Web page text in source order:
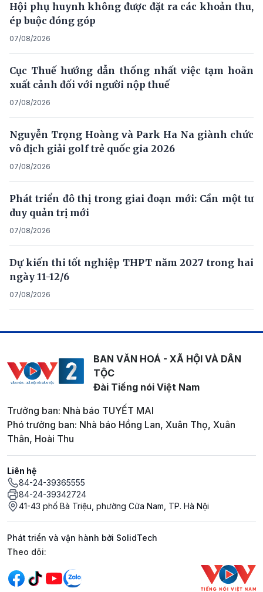
Hội phụ huynh không được đặt ra các khoản thu,
ép buộc đóng góp
07/08/2026
Cục Thuế hướng dẫn thống nhất việc tạm hoãn
xuất cảnh đối với người nộp thuế
07/08/2026
Nguyễn Trọng Hoàng và Park Ha Na giành chức
vô địch giải golf trẻ quốc gia 2026
07/08/2026
Phát triển đô thị trong giai đoạn mới: Cần một tư
duy quản trị mới
07/08/2026
Dự kiến thi tốt nghiệp THPT năm 2027 trong hai
ngày 11-12/6
07/08/2026
BAN VĂN HOÁ - XÃ HỘI VÀ DÂN
TỘC
Đài Tiếng nói Việt Nam
Trưởng ban: Nhà báo TUYẾT MAI
Phó trưởng ban: Nhà báo Hồng Lan, Xuân Thọ, Xuân
Thân, Hoài Thu
Liên hệ
84-24-39365555
84-24-39342724
41-43 phố Bà Triệu, phường Cửa Nam, TP. Hà Nội
Phát triển và vận hành bởi SolidTech
Mạng xã hội
Theo dõi: